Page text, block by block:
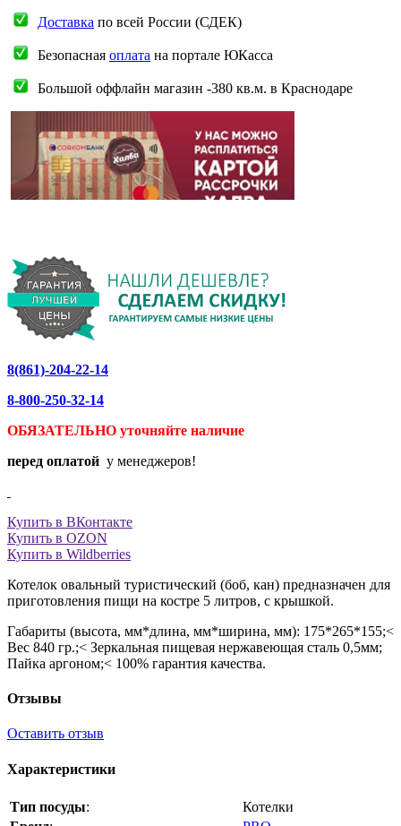
Доставка по всей России (СДЕК)
Безопасная оплата на портале ЮКасса
Большой оффлайн магазин -380 кв.м. в Краснодаре
8(861)-204-22-14
8-800-250-32-14
ОБЯЗАТЕЛЬНО уточняйте наличие
перед оплатой у менеджеров!
Купить в ВКонтакте
Купить в OZON
Купить в Wildberries
Котелок овальный туристический (боб, кан) предназначен для
приготовления пищи на костре 5 литров, с крышкой.
Габариты (высота, мм*длина, мм*ширина, мм): 175*265*155;<
Вес 840 гр.;< Зеркальная пищевая нержавеющая сталь 0,5мм;
Пайка аргоном;< 100% гарантия качества.
Отзывы
Оставить отзыв
Характеристики
Тип посуды:
Котелки